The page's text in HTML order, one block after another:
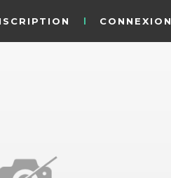
CONNEXION